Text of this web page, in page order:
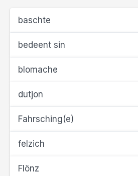
baschte
bedeent sin
blomache
dutjon
Fahrsching(e)
felzich
Flönz